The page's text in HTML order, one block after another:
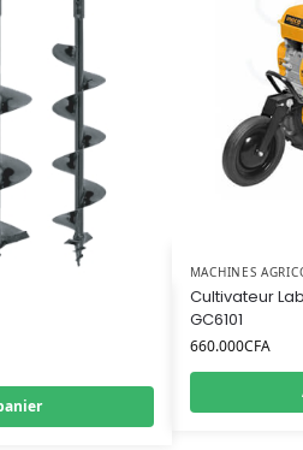
MACHINES
Cultivateur
GC6101
660.000CFA